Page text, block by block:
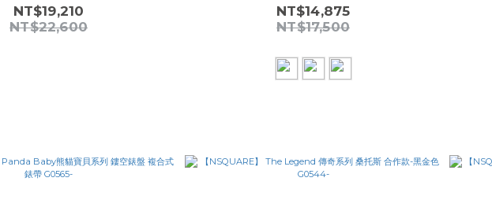
NT$19,210
NT$22,600
NT$14,875
NT$17,500